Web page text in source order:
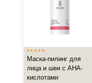
Назначение против
Постакне
Маска-пилинг для
лица и шеи с АНА-
кислотами